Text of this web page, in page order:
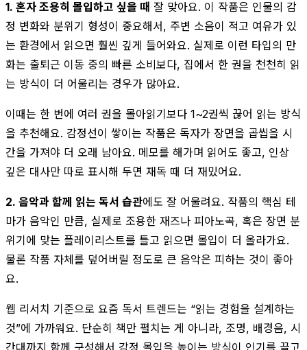
1. 혼자 조용히 몰입하고 싶을 때 잘 맞아요. 이 작품은 인물의 감
정 변화와 분위기 형성이 중요해서, 주변 소음이 적고 여유가 있
는 환경에서 읽으면 훨씬 깊게 들어와요. 실제로 이런 타입의 만
화는 출퇴근 이동 중의 빠른 소비보다, 집에서 한 권을 천천히 읽
는 방식이 더 어울리는 경우가 많아요.
이때는 한 번에 여러 권을 몰아읽기보다 1~2권씩 끊어 읽는 방식
을 추천해요. 감정선이 쌓이는 작품은 독자가 장면을 곱씹을 시
간을 가져야 더 오래 남아요. 메모를 해가며 읽어도 좋고, 인상
깊은 대사만 따로 표시해 두면 재독 때 더 재밌어요.
2. 음악과 함께 읽는 독서 습관에도 잘 어울려요. 작품의 핵심 테
마가 음악인 만큼, 실제로 조용한 재즈나 피아노곡, 혹은 장면 분
위기에 맞는 플레이리스트를 틀고 읽으면 몰입이 더 올라가요.
물론 작품 자체를 덮어버릴 정도로 큰 음악은 피하는 것이 좋아
요.
웹 리서치 기준으로 요즘 독서 트렌드는 “읽는 경험을 설계하는
것”에 가까워요. 단순히 책만 펼치는 게 아니라, 조명, 배경음, 시
간대까지 함께 구성해서 감정 몰입을 높이는 방식이 인기를 끌고